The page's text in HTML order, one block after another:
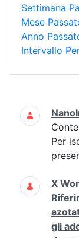
Settimana
Mese
Anno
Intervallo
Ricerca
Per
X
gli